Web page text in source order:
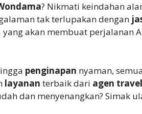
? Nikmati keindahan
tak terlupakan dengan
akan membuat perjalanan
penginapan nyaman,
layanan terbaik dari agen travel
dan menyenangkan? Simak